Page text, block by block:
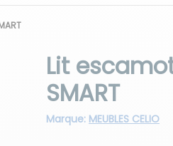
Lit
SMART
Marque: MEUBLES CELIO